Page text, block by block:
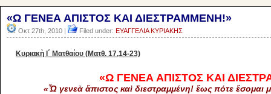
«Ω ΓΕΝΕΑ ΑΠΙΣΤΟΣ ΚΑΙ ΔΙΕΣΤΡΑΜΜΕΝΗ!»
Οκτ 27th, 2010 | Filed under: ΕΥΑΓΓΕΛΙΑ ΚΥΡΙΑΚΗΣ
Κυριακὴ Ι΄ Ματθαίου (Ματθ. 17,14-23)
«Ω ΓΕΝΕΑ ΑΠΙΣΤΟΣ ΚΑΙ
«Ὦ γενεὰ ἄπιστος καὶ διεστραμμένη! ἕως πότε